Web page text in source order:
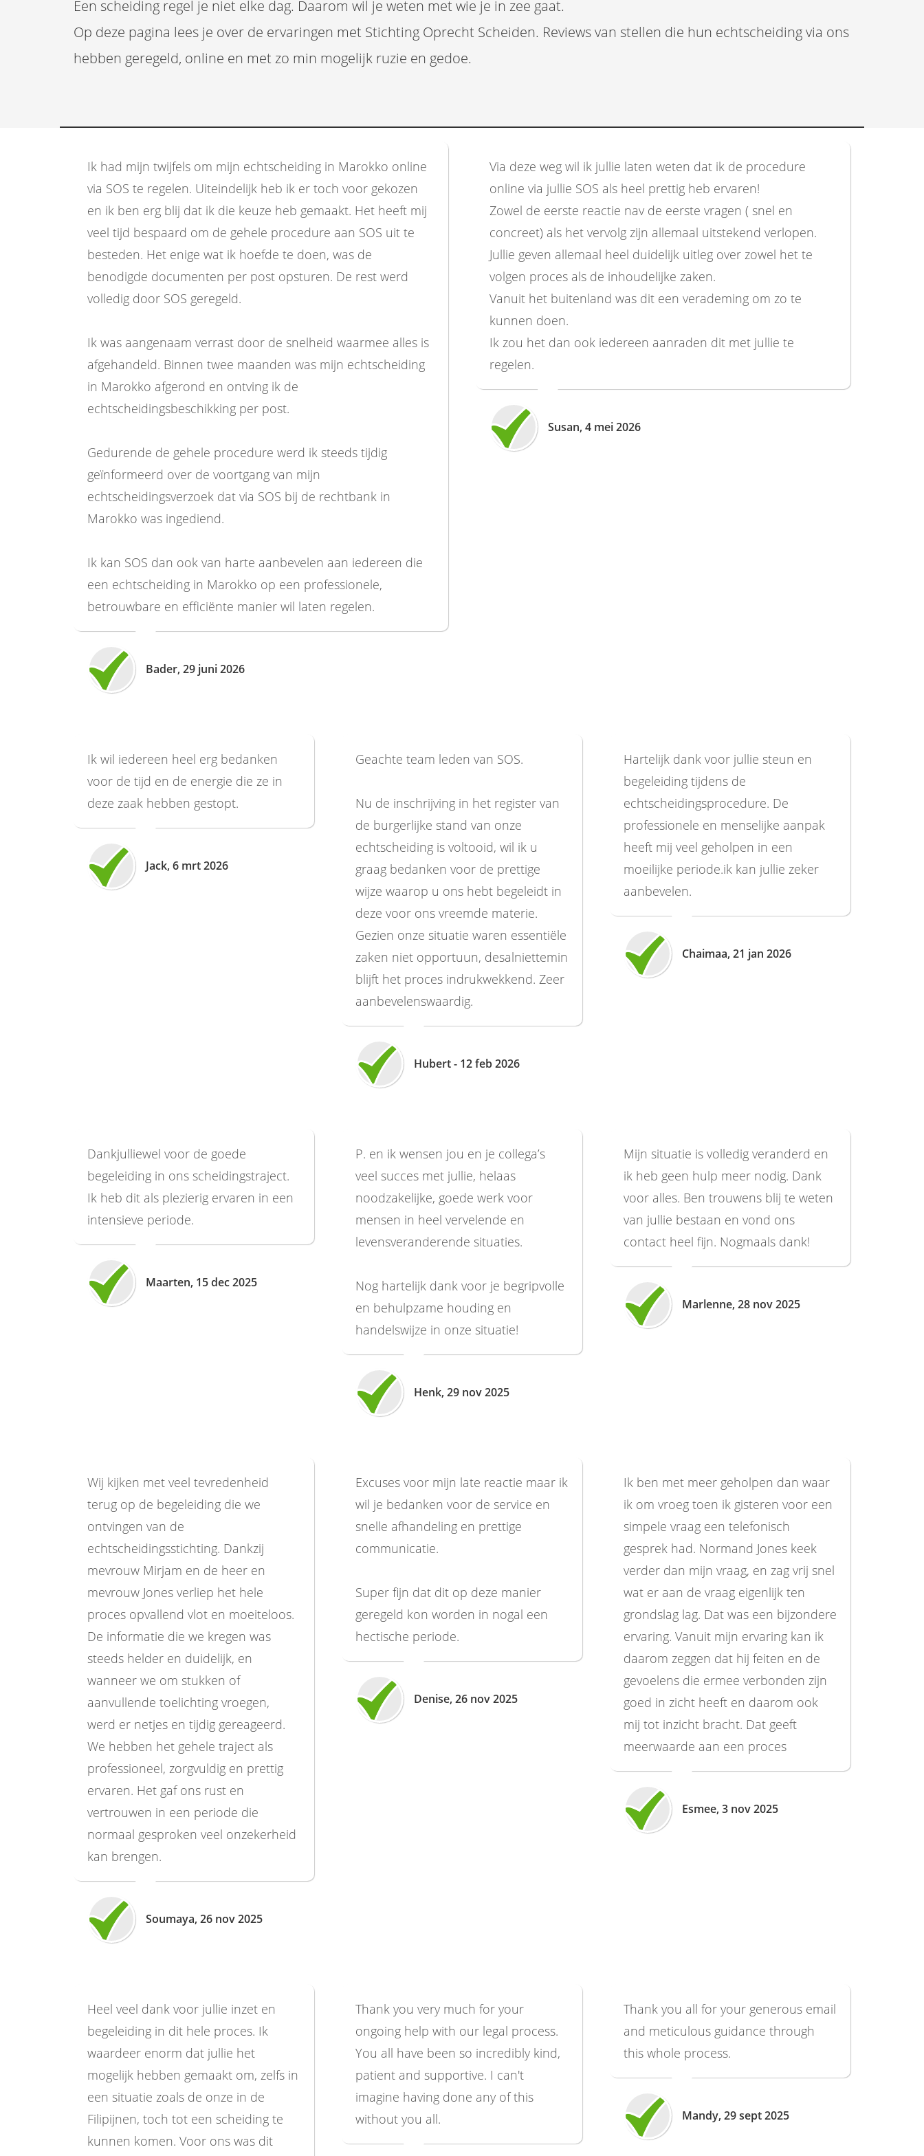
Een scheiding regel je niet elke dag. Daarom wil je weten met wie je in zee gaat.
Op deze pagina lees je over de ervaringen met Stichting Oprecht Scheiden. Reviews van stellen die hun echtscheiding via ons
hebben geregeld, online en met zo min mogelijk ruzie en gedoe.
Ik had mijn twijfels om mijn echtscheiding in Marokko online
via SOS te regelen. Uiteindelijk heb ik er toch voor gekozen
en ik ben erg blij dat ik die keuze heb gemaakt. Het heeft mij
veel tijd bespaard om de gehele procedure aan SOS uit te
besteden. Het enige wat ik hoefde te doen, was de
benodigde documenten per post opsturen. De rest werd
volledig door SOS geregeld.
Ik was aangenaam verrast door de snelheid waarmee alles is
afgehandeld. Binnen twee maanden was mijn echtscheiding
in Marokko afgerond en ontving ik de
echtscheidingsbeschikking per post.
Gedurende de gehele procedure werd ik steeds tijdig
geïnformeerd over de voortgang van mijn
echtscheidingsverzoek dat via SOS bij de rechtbank in
Marokko was ingediend.
Ik kan SOS dan ook van harte aanbevelen aan iedereen die
een echtscheiding in Marokko op een professionele,
betrouwbare en efficiënte manier wil laten regelen.
Bader, 29 juni 2026
Via deze weg wil ik jullie laten weten dat ik de procedure
online via jullie SOS als heel prettig heb ervaren!
Zowel de eerste reactie nav de eerste vragen ( snel en
concreet) als het vervolg zijn allemaal uitstekend verlopen.
Jullie geven allemaal heel duidelijk uitleg over zowel het te
volgen proces als de inhoudelijke zaken.
Vanuit het buitenland was dit een verademing om zo te
kunnen doen.
Ik zou het dan ook iedereen aanraden dit met jullie te
regelen.
Susan, 4 mei 2026
Ik wil iedereen heel erg bedanken
voor de tijd en de energie die ze in
deze zaak hebben gestopt.
Jack, 6 mrt 2026
Geachte team leden van SOS.
Nu de inschrijving in het register van
de burgerlijke stand van onze
echtscheiding is voltooid, wil ik u
graag bedanken voor de prettige
wijze waarop u ons hebt begeleidt in
deze voor ons vreemde materie.
Gezien onze situatie waren essentiële
zaken niet opportuun, desalniettemin
blijft het proces indrukwekkend. Zeer
aanbevelenswaardig.
Hubert - 12 feb 2026
Hartelijk dank voor jullie steun en
begeleiding tijdens de
echtscheidingsprocedure. De
professionele en menselijke aanpak
heeft mij veel geholpen in een
moeilijke periode.ik kan jullie zeker
aanbevelen.
Chaimaa, 21 jan 2026
Dankjulliewel voor de goede
begeleiding in ons scheidingstraject.
Ik heb dit als plezierig ervaren in een
intensieve periode.
Maarten, 15 dec 2025
P. en ik wensen jou en je collega’s
veel succes met jullie, helaas
noodzakelijke, goede werk voor
mensen in heel vervelende en
levensveranderende situaties.
Nog hartelijk dank voor je begripvolle
en behulpzame houding en
handelswijze in onze situatie!
Henk, 29 nov 2025
Mijn situatie is volledig veranderd en
ik heb geen hulp meer nodig. Dank
voor alles. Ben trouwens blij te weten
van jullie bestaan en vond ons
contact heel fijn. Nogmaals dank!
Marlenne, 28 nov 2025
Wij kijken met veel tevredenheid
terug op de begeleiding die we
ontvingen van de
echtscheidingsstichting. Dankzij
mevrouw Mirjam en de heer en
mevrouw Jones verliep het hele
proces opvallend vlot en moeiteloos.
De informatie die we kregen was
steeds helder en duidelijk, en
wanneer we om stukken of
aanvullende toelichting vroegen,
werd er netjes en tijdig gereageerd.
We hebben het gehele traject als
professioneel, zorgvuldig en prettig
ervaren. Het gaf ons rust en
vertrouwen in een periode die
normaal gesproken veel onzekerheid
kan brengen.
Soumaya, 26 nov 2025
Excuses voor mijn late reactie maar ik
wil je bedanken voor de service en
snelle afhandeling en prettige
communicatie.
Super fijn dat dit op deze manier
geregeld kon worden in nogal een
hectische periode.
Denise, 26 nov 2025
Ik ben met meer geholpen dan waar
ik om vroeg toen ik gisteren voor een
simpele vraag een telefonisch
gesprek had. Normand Jones keek
verder dan mijn vraag, en zag vrij snel
wat er aan de vraag eigenlijk ten
grondslag lag. Dat was een bijzondere
ervaring. Vanuit mijn ervaring kan ik
daarom zeggen dat hij feiten en de
gevoelens die ermee verbonden zijn
goed in zicht heeft en daarom ook
mij tot inzicht bracht. Dat geeft
meerwaarde aan een proces
Esmee, 3 nov 2025
Heel veel dank voor jullie inzet en
begeleiding in dit hele proces. Ik
waardeer enorm dat jullie het
mogelijk hebben gemaakt om, zelfs in
een situatie zoals de onze in de
Filipijnen, toch tot een scheiding te
kunnen komen. Voor ons was dit
Thank you very much for your
ongoing help with our legal process.
You all have been so incredibly kind,
patient and supportive. I can't
imagine having done any of this
without you all.
Thank you all for your generous email
and meticulous guidance through
this whole process.
Mandy, 29 sept 2025